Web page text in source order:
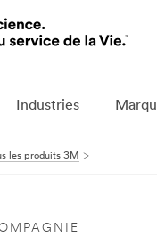
Industries
les produits 3M